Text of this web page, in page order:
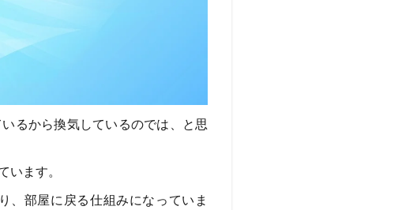
るから換気しているのでは、と思
います。
、部屋に戻る仕組みになっていま